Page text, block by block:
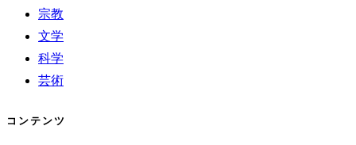
宗教
文学
科学
芸術
コンテンツ